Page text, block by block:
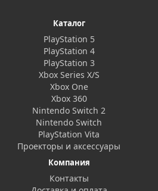
Каталог
PlayStation 5
PlayStation 4
PlayStation 3
Xbox Series X/S
Xbox One
Xbox 360
Nintendo Switch 2
Nintendo Switch
PlayStation Vita
Проекторы и аксессуары
Компания
Контакты